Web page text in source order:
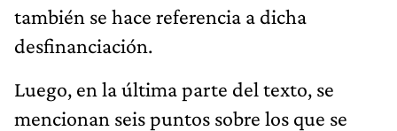
también se hace referencia a dicha
desfinanciación.
Luego, en la última parte del texto, se
mencionan seis puntos sobre los que se